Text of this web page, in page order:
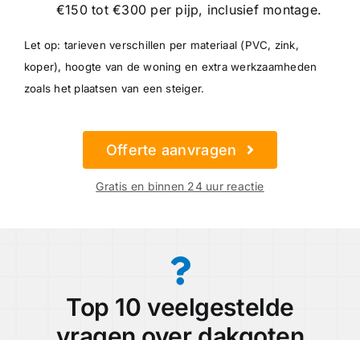
€150 tot €300 per pijp, inclusief montage.
Let op: tarieven verschillen per materiaal (PVC, zink,
koper), hoogte van de woning en extra werkzaamheden
zoals het plaatsen van een steiger.
Offerte aanvragen
Gratis en binnen 24 uur reactie
Top 10 veelgestelde